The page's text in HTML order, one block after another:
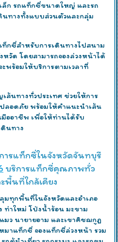
ก รถแท็กซี่ขนาดใหญ่ และรถ
นทางทั้งแบบส่วนตัวและกลุ่ม
ท็กซี่สำหรับการเดินทางไปสนาม
หวัด โดยสามารถจองล่วงหน้าได้
พร้อมให้บริการตามเวลาที่
ส้นทางทั่วประเทศ ช่วยให้การ
ลอดภัย พร้อมให้คำแนะนำเส้น
ออาชีพ เพื่อให้ท่านได้รับ
นทาง
รแท็กซี่ในจังหวัดจันทบุรี
บริการแท็กซี่คุณภาพทั่ว
พื้นที่ใกล้เคียง
ทุกพื้นที่ในจังหวัดและอำเภอ
ท่าใหม่ โป่งน้ำร้อน มะขาม
มว นายายอาม และเขาคิชฌกูฏ
มาแท็กซี่ จองแท็กซี่ล่วงหน้า รวม